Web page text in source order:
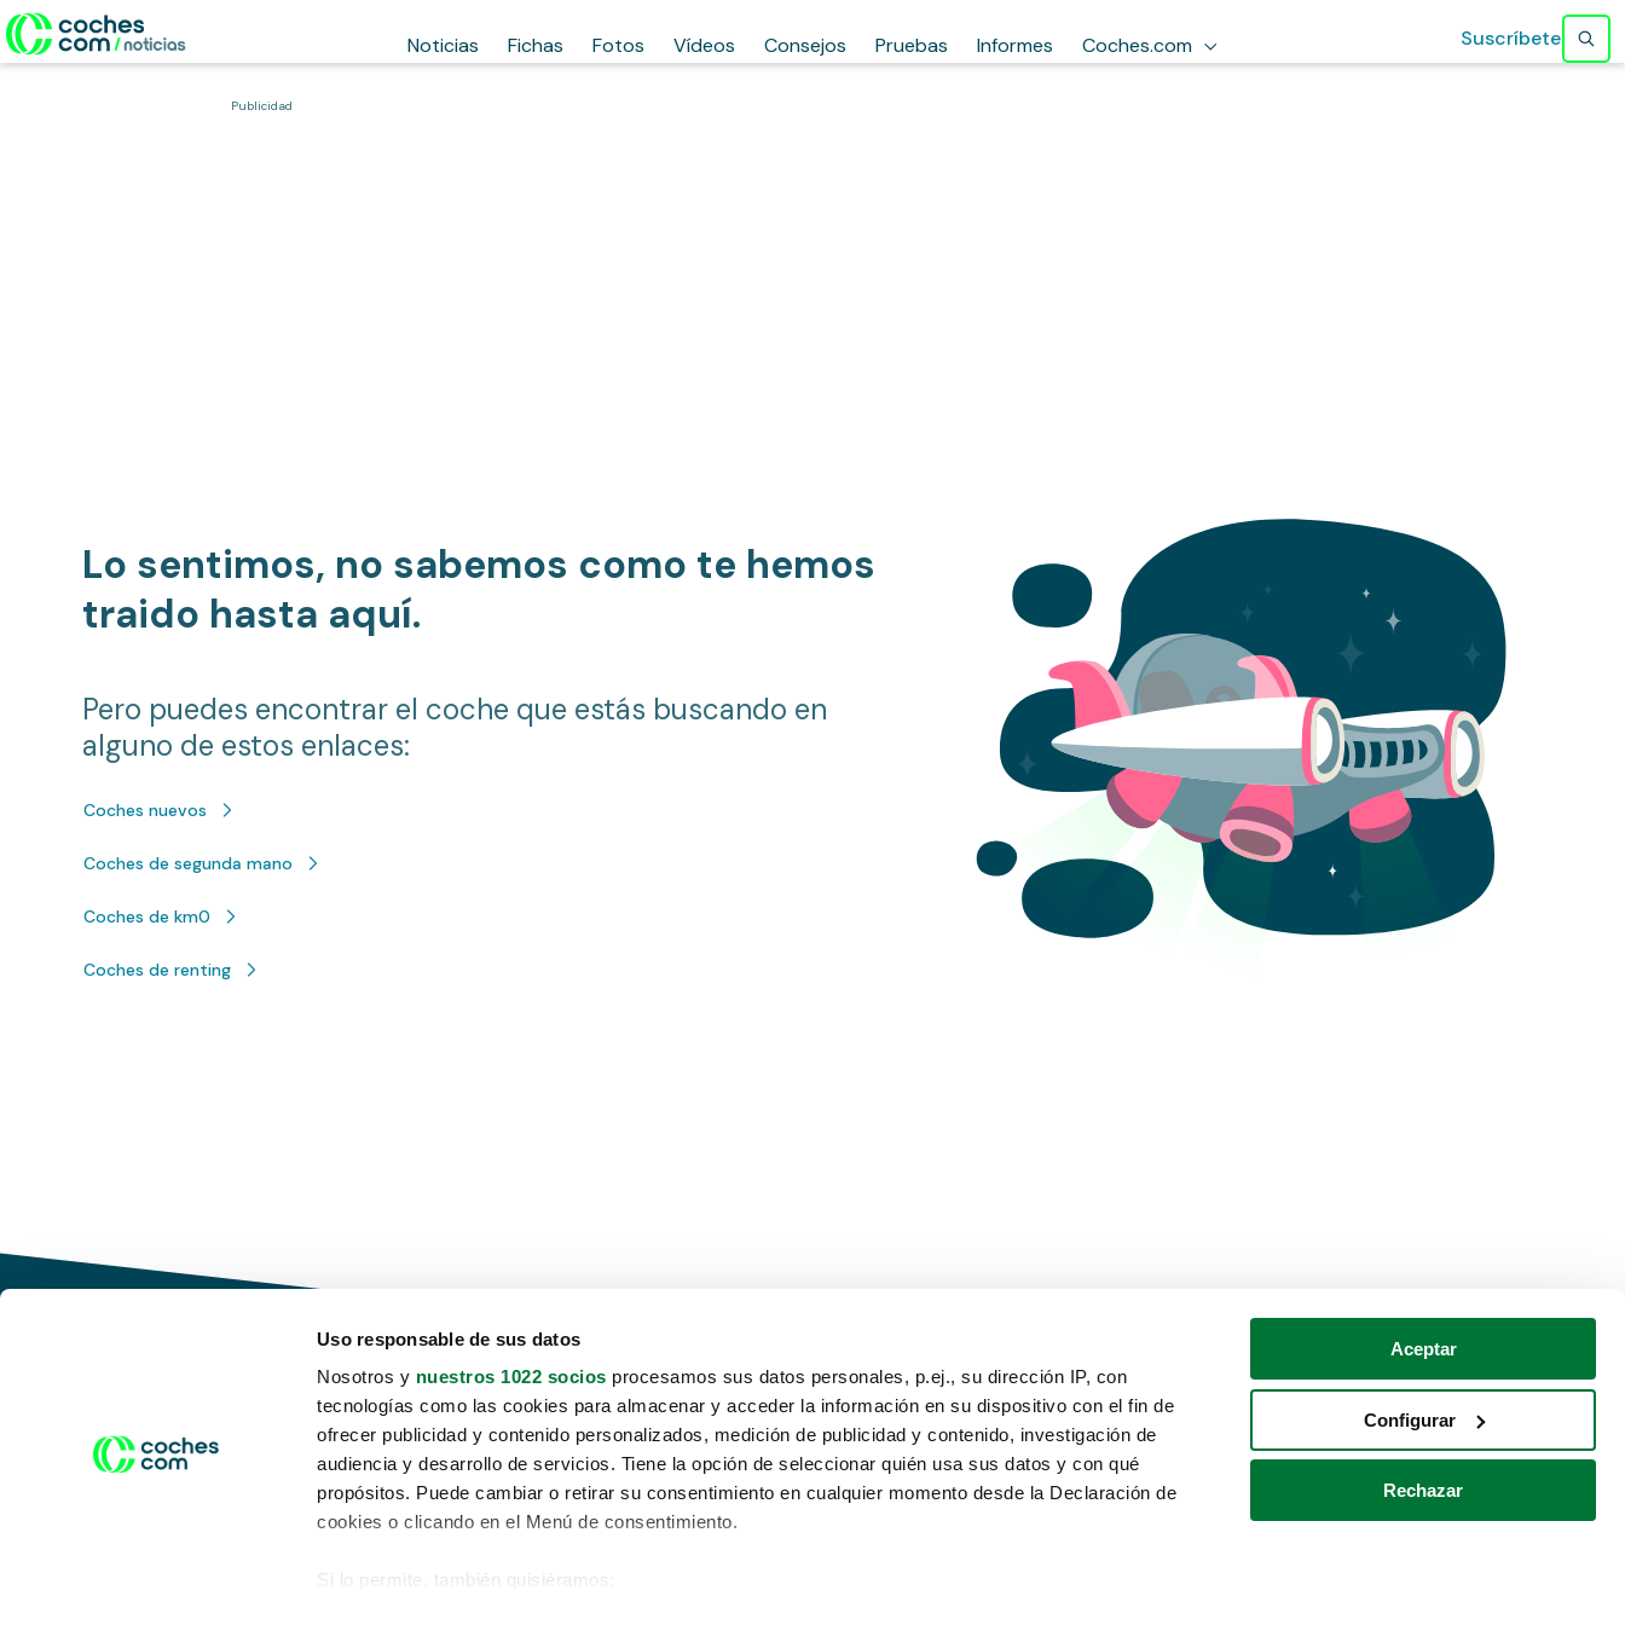
Uso responsable de sus datos
Nosotros y nuestros 1022 socios procesamos sus datos personales, p.ej., su dirección IP, con
tecnologías como las cookies para almacenar y acceder la información en su dispositivo con el fin de
ofrecer publicidad y contenido personalizados, medición de publicidad y contenido, investigación de
audiencia y desarrollo de servicios. Tiene la opción de seleccionar quién usa sus datos y con qué
propósitos. Puede cambiar o retirar su consentimiento en cualquier momento desde la Declaración de
cookies o clicando en el Menú de consentimiento.
Si lo permite, también quisiéramos:
Aceptar
Configurar
Rechazar
Noticias Fichas Fotos Vídeos Consejos Pruebas Informes Coches.com Suscríbete
Publicidad
Lo sentimos, no sabemos como te hemos
traido hasta aquí.
Pero puedes encontrar el coche que estás buscando en
alguno de estos enlaces:
Coches nuevos
Coches de segunda mano
Coches de km0
Coches de renting
Conduce tu futuro,
desata tu movilidad